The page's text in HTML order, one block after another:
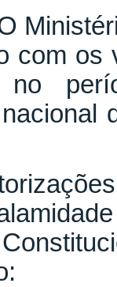
com
no